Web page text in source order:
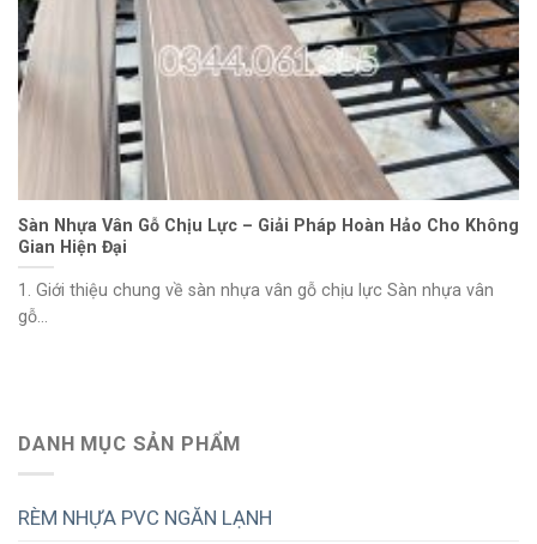
DANH MỤC SẢN PHẨM
RÈM NHỰA PVC NGĂN LẠNH
Sàn Nhựa Vân Gỗ Chịu Lực – Giải Pháp Hoàn Hảo Cho Không
Gian Hiện Đại
1. Giới thiệu chung về sàn nhựa vân gỗ chịu lực Sàn nhựa vân
gỗ...